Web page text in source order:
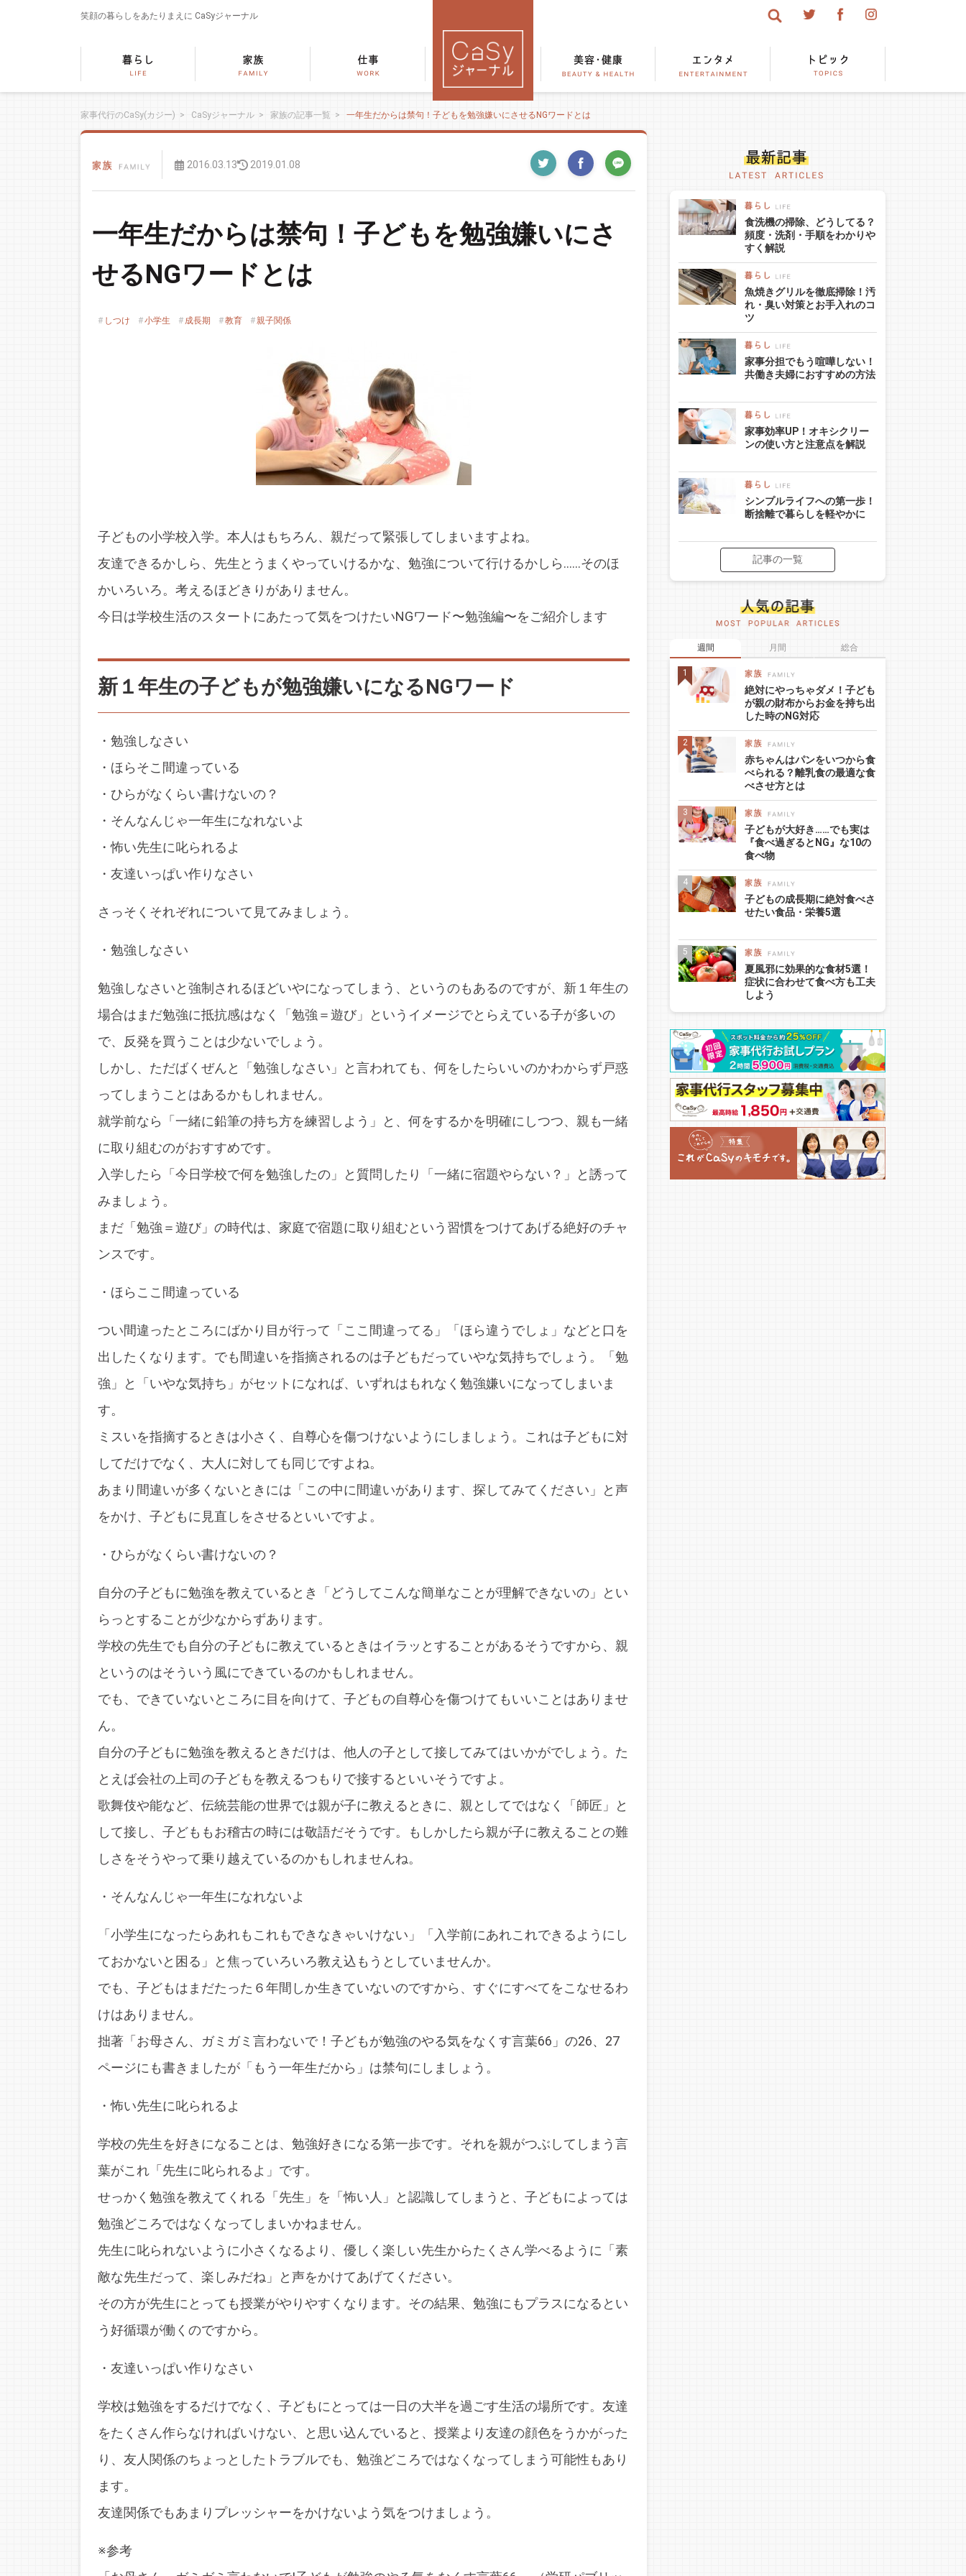
笑顔の暮らしをあたりまえに CaSyジャーナル
家事代行のCaSy(カジー) > CaSyジャーナル > 家族の記事一覧 > 一年生だからは禁句！子どもを勉強嫌いにさせるNGワードとは
2016.03.13 2019.01.08
一年生だからは禁句！子どもを勉強嫌いにさ
せるNGワードとは
しつけ 小学生 成長期 教育 親子関係
子どもの小学校入学。本人はもちろん、親だって緊張してしまいますよね。
友達できるかしら、先生とうまくやっていけるかな、勉強について行けるかしら……そのほ
かいろいろ。考えるほどきりがありません。
今日は学校生活のスタートにあたって気をつけたいNGワード〜勉強編〜をご紹介します
新１年生の子どもが勉強嫌いになるNGワード
・勉強しなさい
・ほらそこ間違っている
・ひらがなくらい書けないの？
・そんなんじゃ一年生になれないよ
・怖い先生に叱られるよ
・友達いっぱい作りなさい
さっそくそれぞれについて見てみましょう。
・勉強しなさい
勉強しなさいと強制されるほどいやになってしまう、というのもあるのですが、新１年生の
場合はまだ勉強に抵抗感はなく「勉強＝遊び」というイメージでとらえている子が多いの
で、反発を買うことは少ないでしょう。
しかし、ただばくぜんと「勉強しなさい」と言われても、何をしたらいいのかわからず戸惑
ってしまうことはあるかもしれません。
就学前なら「一緒に鉛筆の持ち方を練習しよう」と、何をするかを明確にしつつ、親も一緒
に取り組むのがおすすめです。
入学したら「今日学校で何を勉強したの」と質問したり「一緒に宿題やらない？」と誘って
みましょう。
まだ「勉強＝遊び」の時代は、家庭で宿題に取り組むという習慣をつけてあげる絶好のチャ
ンスです。
・ほらここ間違っている
つい間違ったところにばかり目が行って「ここ間違ってる」「ほら違うでしょ」などと口を
出したくなります。でも間違いを指摘されるのは子どもだっていやな気持ちでしょう。「勉
強」と「いやな気持ち」がセットになれば、いずれはもれなく勉強嫌いになってしまいま
す。
ミスいを指摘するときは小さく、自尊心を傷つけないようにしましょう。これは子どもに対
してだけでなく、大人に対しても同じですよね。
あまり間違いが多くないときには「この中に間違いがあります、探してみてください」と声
をかけ、子どもに見直しをさせるといいですよ。
・ひらがなくらい書けないの？
自分の子どもに勉強を教えているとき「どうしてこんな簡単なことが理解できないの」とい
らっとすることが少なからずあります。
学校の先生でも自分の子どもに教えているときはイラッとすることがあるそうですから、親
というのはそういう風にできているのかもしれません。
でも、できていないところに目を向けて、子どもの自尊心を傷つけてもいいことはありませ
ん。
自分の子どもに勉強を教えるときだけは、他人の子として接してみてはいかがでしょう。た
とえば会社の上司の子どもを教えるつもりで接するといいそうですよ。
歌舞伎や能など、伝統芸能の世界では親が子に教えるときに、親としてではなく「師匠」と
して接し、子どももお稽古の時には敬語だそうです。もしかしたら親が子に教えることの難
しさをそうやって乗り越えているのかもしれませんね。
・そんなんじゃ一年生になれないよ
「小学生になったらあれもこれもできなきゃいけない」「入学前にあれこれできるようにし
ておかないと困る」と焦っていろいろ教え込もうとしていませんか。
でも、子どもはまだたった６年間しか生きていないのですから、すぐにすべてをこなせるわ
けはありません。
拙著「お母さん、ガミガミ言わないで！子どもが勉強のやる気をなくす言葉66」の26、27
ページにも書きましたが「もう一年生だから」は禁句にしましょう。
・怖い先生に叱られるよ
学校の先生を好きになることは、勉強好きになる第一歩です。それを親がつぶしてしまう言
葉がこれ「先生に叱られるよ」です。
せっかく勉強を教えてくれる「先生」を「怖い人」と認識してしまうと、子どもによっては
勉強どころではなくなってしまいかねません。
先生に叱られないように小さくなるより、優しく楽しい先生からたくさん学べるように「素
敵な先生だって、楽しみだね」と声をかけてあげてください。
その方が先生にとっても授業がやりやすくなります。その結果、勉強にもプラスになるとい
う好循環が働くのですから。
・友達いっぱい作りなさい
学校は勉強をするだけでなく、子どもにとっては一日の大半を過ごす生活の場所です。友達
をたくさん作らなければいけない、と思い込んでいると、授業より友達の顔色をうかがった
り、友人関係のちょっとしたトラブルでも、勉強どころではなくなってしまう可能性もあり
ます。
友達関係でもあまりプレッシャーをかけないよう気をつけましょう。
※参考
食洗機の掃除、どうしてる？
頻度・洗剤・手順をわかりや
すく解説
魚焼きグリルを徹底掃除！汚
れ・臭い対策とお手入れのコ
ツ
家事分担でもう喧嘩しない！
共働き夫婦におすすめの方法
家事効率UP！オキシクリー
ンの使い方と注意点を解説
シンプルライフへの第一歩！
断捨離で暮らしを軽やかに
記事の一覧
週間 月間 総合
絶対にやっちゃダメ！子ども
が親の財布からお金を持ち出
した時のNG対応
赤ちゃんはパンをいつから食
べられる？離乳食の最適な食
べさせ方とは
子どもが大好き……でも実は
『食べ過ぎるとNG』な10の
食べ物
子どもの成長期に絶対食べさ
せたい食品・栄養5選
夏風邪に効果的な食材5選！
症状に合わせて食べ方も工夫
しよう